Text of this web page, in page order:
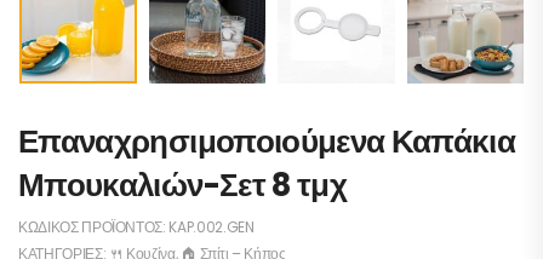
Επαναχρησιμοποιούμενα Καπάκια
Μπουκαλιών-Σετ 8 τμχ
ΚΩΔΙΚΌΣ ΠΡΟΪΌΝΤΟΣ: KAP.002.GEN
ΚΑΤΗΓΟΡΊΕΣ: 🍴 Κουζίνα, 🏠 Σπίτι – Κήπος